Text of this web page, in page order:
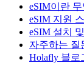
eSIM이란
eSIM 지원
eSIM 설치
자주하는 질
Holafly 블로